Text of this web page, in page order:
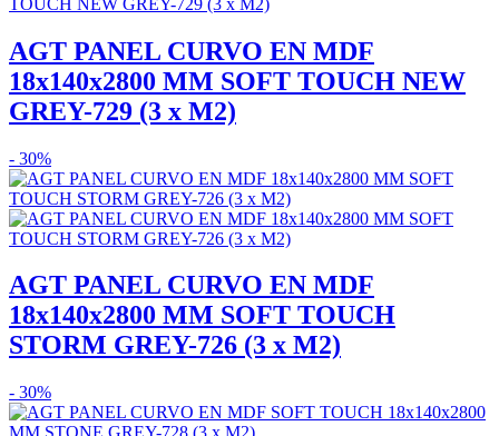
AGT PANEL CURVO EN MDF
18x140x2800 MM SOFT TOUCH NEW
GREY-729 (3 x M2)
- 30%
AGT PANEL CURVO EN MDF
18x140x2800 MM SOFT TOUCH
STORM GREY-726 (3 x M2)
- 30%